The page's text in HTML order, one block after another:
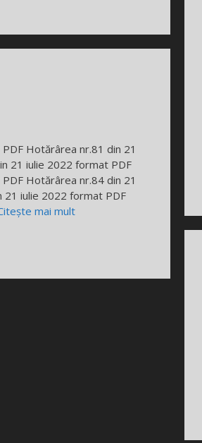
Hotărârea nr.81 din 21
21 iulie 2022 format PDF
Hotărârea nr.84 din 21
21 iulie 2022 format PDF
mai mult